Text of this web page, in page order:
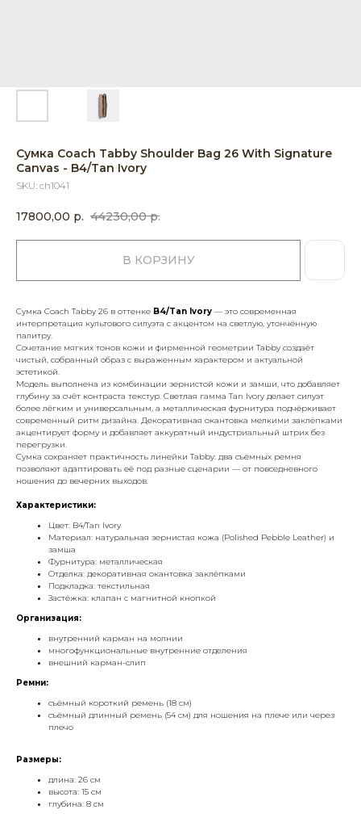
Сумка Coach Tabby Shoulder Bag 26 With Signature
Canvas - B4/Tan Ivory
SKU: ch1041
17800,00 р. 44230,00 р.
В КОРЗИНУ
Сумка Coach Tabby 26 в оттенке B4/Tan Ivory — это современная
интерпретация культового силуэта с акцентом на светлую, утончённую
палитру.
Сочетание мягких тонов кожи и фирменной геометрии Tabby создаёт
чистый, собранный образ с выраженным характером и актуальной
эстетикой.
Модель выполнена из комбинации зернистой кожи и замши, что добавляет
глубину за счёт контраста текстур. Светлая гамма Tan Ivory делает силуэт
более лёгким и универсальным, а металлическая фурнитура подчёркивает
современный ритм дизайна. Декоративная окантовка мелкими заклёпками
акцентирует форму и добавляет аккуратный индустриальный штрих без
перегрузки.
Сумка сохраняет практичность линейки Tabby: два съёмных ремня
позволяют адаптировать её под разные сценарии — от повседневного
ношения до вечерних выходов.
Характеристики:
Цвет: B4/Tan Ivory
Материал: натуральная зернистая кожа (Polished Pebble Leather) и
замша
Фурнитура: металлическая
Отделка: декоративная окантовка заклёпками
Подкладка: текстильная
Застёжка: клапан с магнитной кнопкой
Организация:
внутренний карман на молнии
многофункциональные внутренние отделения
внешний карман-слип
Ремни:
съёмный короткий ремень (18 см)
съёмный длинный ремень (54 см) для ношения на плече или через
плечо
Размеры:
длина: 26 см
высота: 15 см
глубина: 8 см